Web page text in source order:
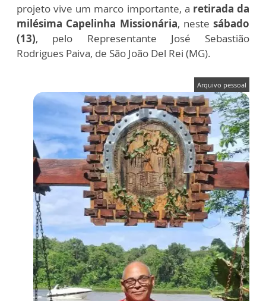
projeto vive um marco importante, a retirada da
milésima Capelinha Missionária, neste sábado
(13), pelo Representante José Sebastião
Rodrigues Paiva, de São João Del Rei (MG).
Arquivo pessoal